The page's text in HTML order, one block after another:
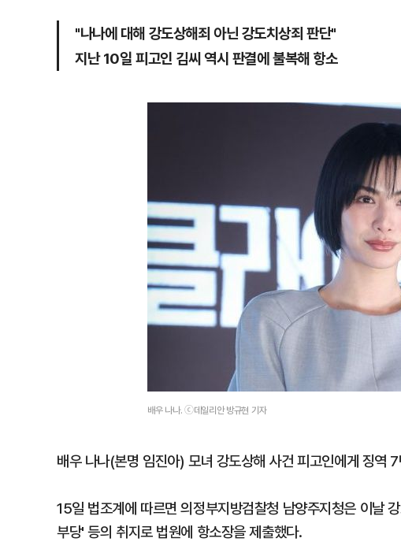
"나나에 대해 강도상해죄 아닌 강도치상죄 판단"
지난 10일 피고인 김씨 역시 판결에 불복해 항소
배우 나나. ⓒ데일리안 방규현 기자
배우 나나(본명 임진아) 모녀 강도상해 사건 피고인에게 징역
15일 법조계에 따르면 의정부지방검찰청 남양주지청은 이날
부당' 등의 취지로 법원에 항소장을 제출했다.